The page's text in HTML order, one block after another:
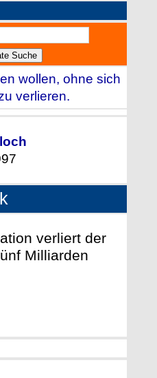
wollen, ohne sich
verlieren.
verliert der
Milliarden